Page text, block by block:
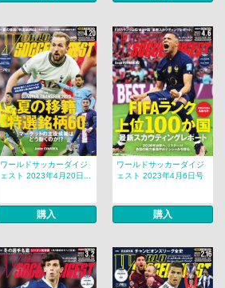
ワールドサッカーダイジ
ェスト 2023年4月20日...
購入
ワールドサッカーダイジ
ェスト 2023年4月6日号
購入